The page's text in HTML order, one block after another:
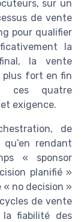
sur un
de vente
pour qualifier
la
la vente
plus fort en fin
ces quatre
exigence.
de
rendant
« sponsor
planifié »
no decision »
de vente
fiabilité des